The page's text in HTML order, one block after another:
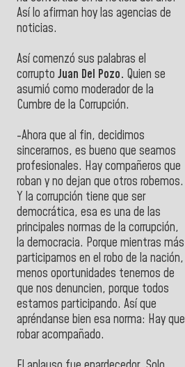
Así lo afirman hoy las agencias de
noticias.
Así comenzó sus palabras el
corrupto Juan Del Pozo. Quien se
asumió como moderador de la
Cumbre de la Corrupción.
-Ahora que al fin, decidimos
sincerarnos, es bueno que seamos
profesionales. Hay compañeros que
roban y no dejan que otros robemos.
Y la corrupción tiene que ser
democrática, esa es una de las
principales normas de la corrupción,
la democracia. Porque mientras más
participamos en el robo de la nación,
menos oportunidades tenemos de
que nos denuncien, porque todos
estamos participando. Así que
apréndanse bien esa norma: Hay que
robar acompañado.